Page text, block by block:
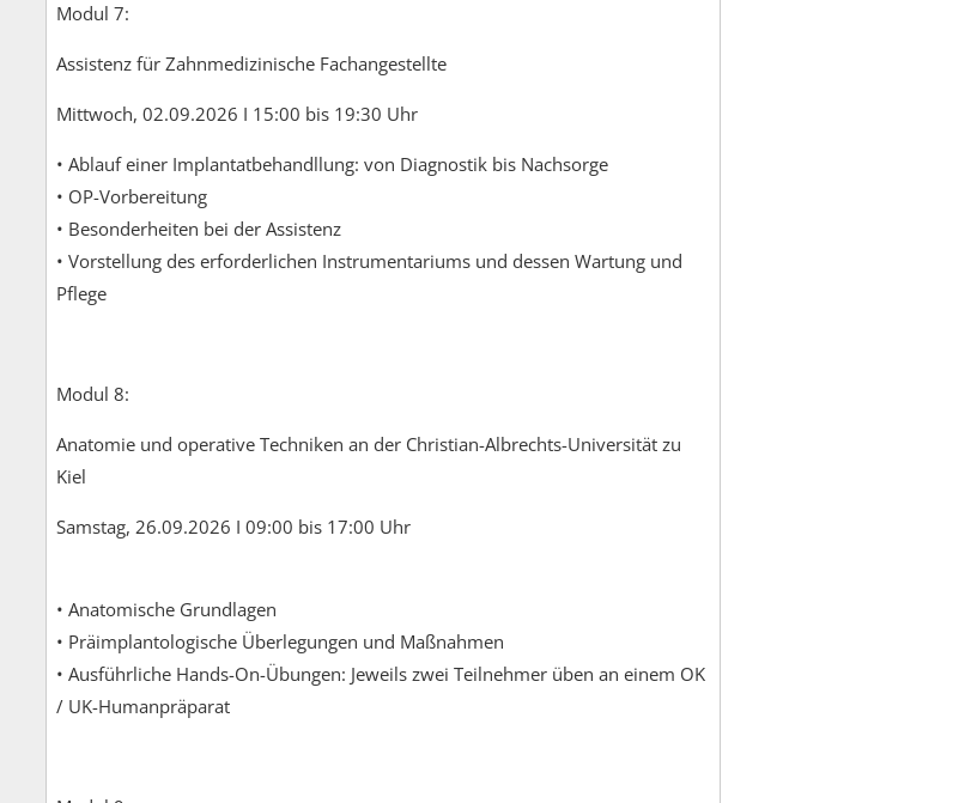
Modul 7:
Assistenz für Zahnmedizinische Fachangestellte
Mittwoch, 02.09.2026 I 15:00 bis 19:30 Uhr
• Ablauf einer Implantatbehandllung: von Diagnostik bis Nachsorge
• OP-Vorbereitung
• Besonderheiten bei der Assistenz
• Vorstellung des erforderlichen Instrumentariums und dessen Wartung und
Pflege
Modul 8:
Anatomie und operative Techniken an der Christian-Albrechts-Universität zu
Kiel
Samstag, 26.09.2026 I 09:00 bis 17:00 Uhr
• Anatomische Grundlagen
• Präimplantologische Überlegungen und Maßnahmen
• Ausführliche Hands-On-Übungen: Jeweils zwei Teilnehmer üben an einem OK
/ UK-Humanpräparat